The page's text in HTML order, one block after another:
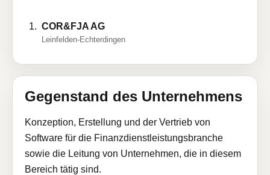
COR&FJA AG
Leinfelden-Echterdingen
Gegenstand des Unternehmens
Konzeption, Erstellung und der Vertrieb von
Software für die Finanzdienstleistungsbranche
sowie die Leitung von Unternehmen, die in diesem
Bereich tätig sind.